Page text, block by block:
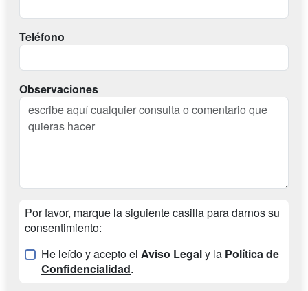
Teléfono
Observaciones
Por favor, marque la siguiente casilla para darnos su
consentimiento:
He leído y acepto el Aviso Legaly la Política de
Confidencialidad.